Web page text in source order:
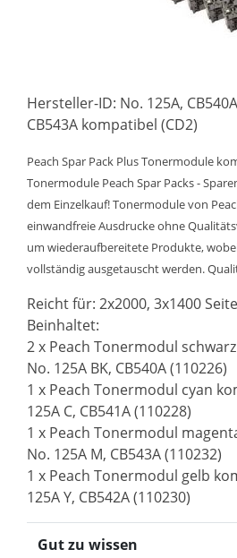
Hersteller-ID: No. 125A,
CB543A kompatibel (CD2)
Peach Spar Pack Plus Tonermodule
Tonermodule Peach Spar Packs -
dem Einzelkauf! Tonermodule von
einwandfreie Ausdrucke ohne
um wiederaufbereitete Produkte,
vollständig ausgetauscht werden.
Reicht für: 2x2000, 3x1400
Beinhaltet:
2 x Peach Tonermodul
No. 125A BK, CB540A (110226)
1 x Peach Tonermodul cyan
125A C, CB541A (110228)
1 x Peach Tonermodul
No. 125A M, CB543A (110232)
1 x Peach Tonermodul gelb
125A Y, CB542A (110230)
Gut zu wissen